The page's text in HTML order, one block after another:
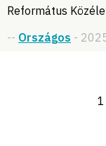
Református
-- Országos -
1